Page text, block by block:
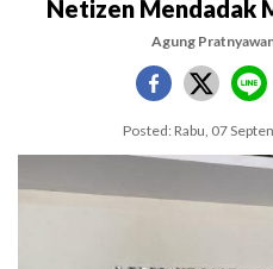
Netizen Mendadak
Agung
Posted: Rabu, 07